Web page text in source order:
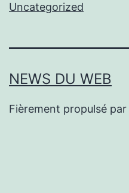
Uncategorized
NEWS DU WEB
Fièrement propulsé par